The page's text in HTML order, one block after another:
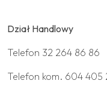
Dział Handlowy
Telefon 32 264 86 86
Telefon kom. 604 405